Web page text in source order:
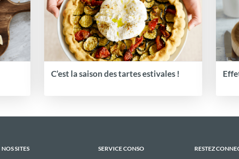
C’est la saison des tartes estivales !
NOS SITES SERVICE CONSO RESTEZ